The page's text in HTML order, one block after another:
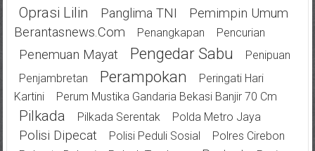
Oprasi Lilin Panglima TNI
Pemimpin Umum
Berantasnews.com
Penangkapan Pencurian
Penemuan Mayat Pengedar Sabu
Penipuan
Penjambretan
Perampokan
Peringati Hari
Kartini
Perum Mustika Gandaria Bekasi Banjir 70 Cm
Pilkada Pilkada Serentak Polda Metro Jaya
Polisi Dipecat Polisi Peduli Sosial
Polres Cirebon